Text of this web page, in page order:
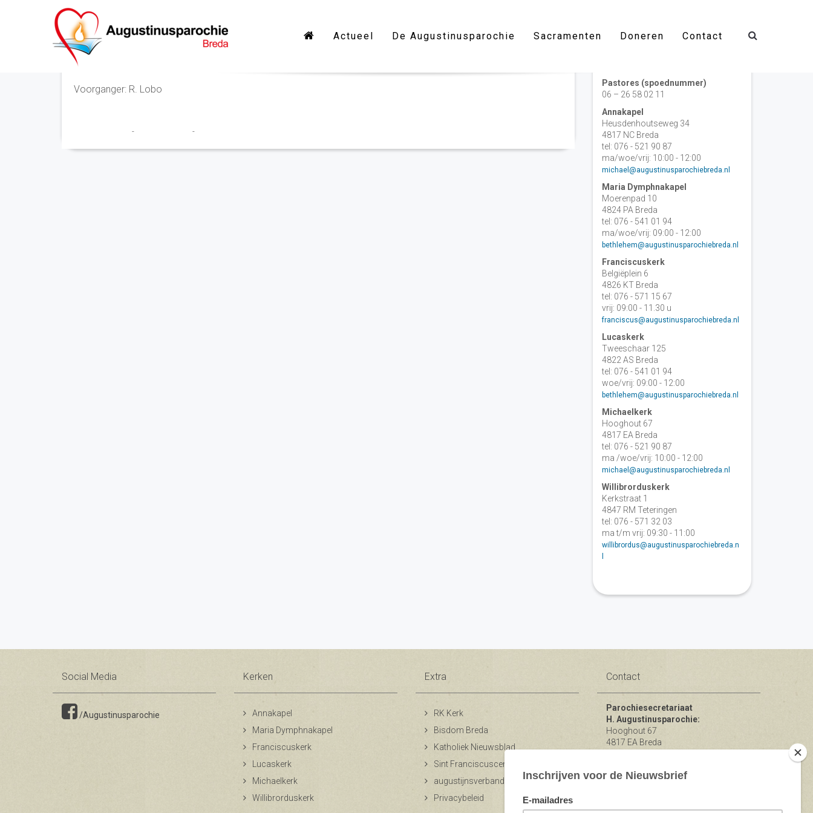
Actueel De Augustinusparochie Sacramenten Doneren Contact
Eucharistieviering
Voorganger: R. Lobo
- -
Pastores (spoednummer)
06 – 26 58 02 11
Annakapel
Heusdenhoutseweg 34
4817 NC Breda
tel: 076 - 521 90 87
ma/woe/vrij: 10:00 - 12:00
michael@augustinusparochiebreda.nl
Maria Dymphnakapel
Moerenpad 10
4824 PA Breda
tel: 076 - 541 01 94
ma/woe/vrij: 09:00 - 12:00
bethlehem@augustinusparochiebreda.nl
Franciscuskerk
Belgiëplein 6
4826 KT Breda
tel: 076 - 571 15 67
vrij: 09:00 - 11.30 u
franciscus@augustinusparochiebreda.nl
Lucaskerk
Tweeschaar 125
4822 AS Breda
tel: 076 - 541 01 94
woe/vrij: 09:00 - 12:00
bethlehem@augustinusparochiebreda.nl
Michaelkerk
Hooghout 67
4817 EA Breda
tel: 076 - 521 90 87
ma /woe/vrij: 10:00 - 12:00
michael@augustinusparochiebreda.nl
Willibrorduskerk
Kerkstraat 1
4847 RM Teteringen
tel: 076 - 571 32 03
ma t/m vrij: 09:30 - 11:00
willibrordus@augustinusparochiebreda.n
Social Media
/Augustinusparochie
Kerken
Annakapel
Maria Dymphnakapel
Franciscuskerk
Lucaskerk
Michaelkerk
Willibrorduskerk
Extra
RK Kerk
Bisdom Breda
Katholiek Nieuwsblad
Sint Franciscuscentrum
augustijnsverband.nl
Privacybeleid
Contact
Parochiesecretariaat
H. Augustinusparochie:
Hooghout 67
4817 EA Breda
Bereikbaar op ma-woe-vrijdag van